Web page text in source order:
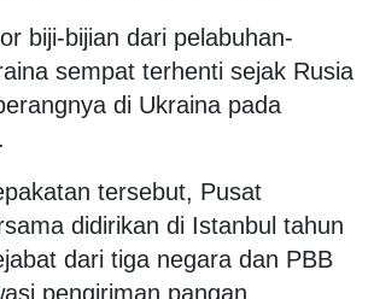
biji-bijian dari pelabuhan-
sempat terhenti sejak Rusia
di Ukraina pada
tersebut, Pusat
didirikan di Istanbul tahun
dari tiga negara dan PBB
pengiriman pangan.